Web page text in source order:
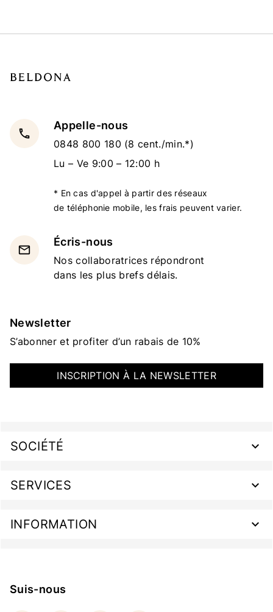
local_phone
Appelle-nous
0848 800 180 (8 cent./min.*)
Lu – Ve 9:00 – 12:00 h
* En cas d'appel à partir des réseaux
de téléphonie mobile, les frais peuvent varier.
email
Écris-nous
Nos collaboratrices répondront
dans les plus brefs délais.
Newsletter
S’abonner et profiter d’un rabais de 10%
INSCRIPTION À LA NEWSLETTER
SOCIÉTÉ
SERVICES
INFORMATION
Suis-nous